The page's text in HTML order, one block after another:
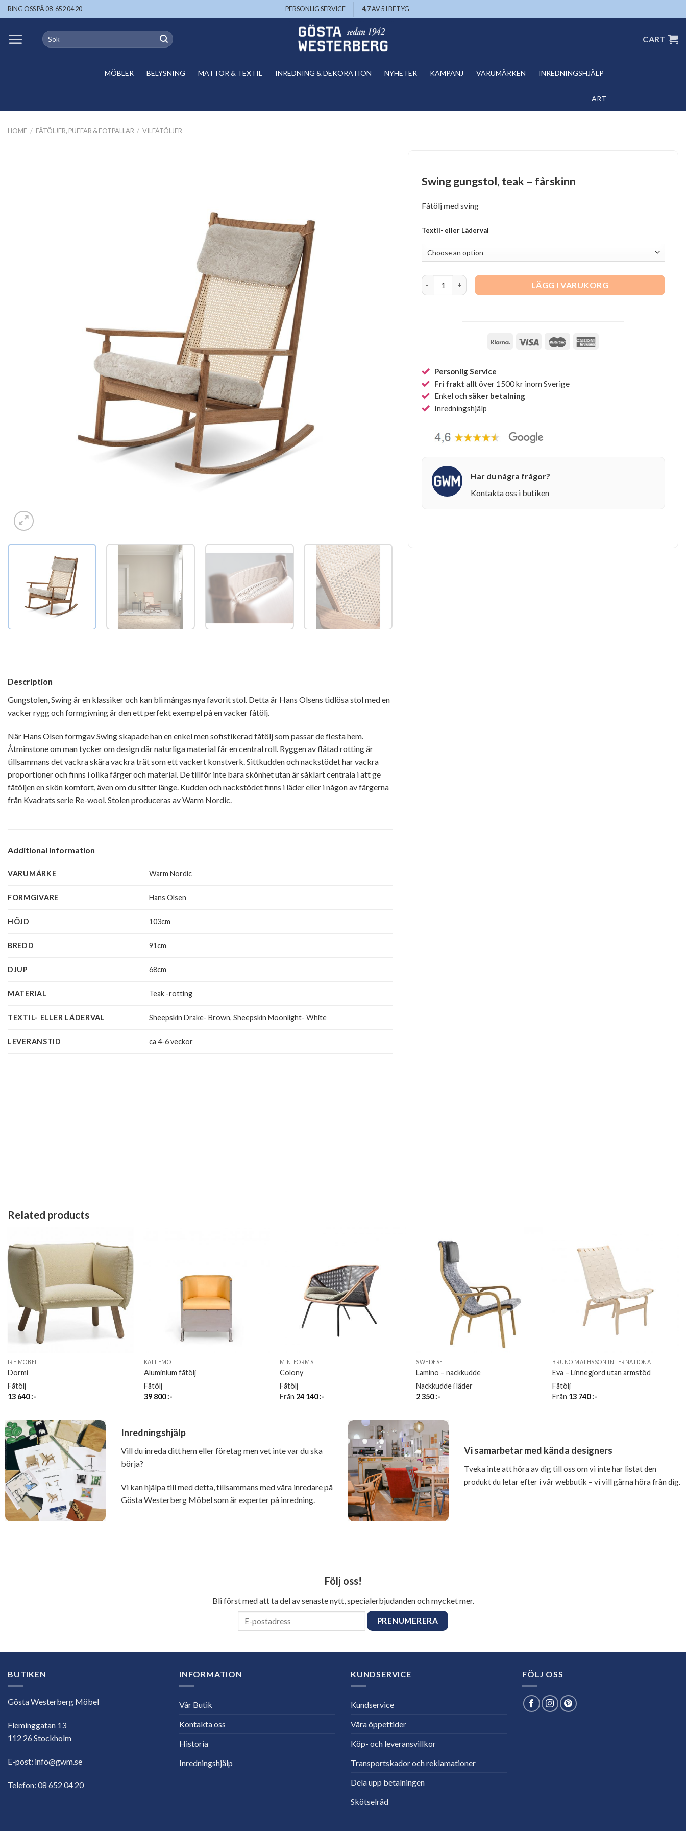
Skip
to
RING OSS PÅ 08-652 04 20 PERSONLIG SERVICE 4,7AV 5 I BETYG
Search
for:
CART
MÖBLER BELYSNING MATTOR & TEXTIL INREDNING & DEKORATION NYHETER KAMPANJ VARUMÄRKEN INREDNINGSHJÄLP
ART
HOME / FÅTÖLJER, PUFFAR & FOTPALLAR / VILFÅTÖLJER
Description
Gungstolen, Swing är en klassiker och kan bli mångas nya favorit stol. Detta är Hans Olsens tidlösa stol med en
vacker rygg och formgivning är den ett perfekt exempel på en vacker fåtölj.
När Hans Olsen formgav Swing skapade han en enkel men sofistikerad fåtölj som passar de flesta hem.
Åtminstone om man tycker om design där naturliga material får en central roll. Ryggen av flätad rotting är
tillsammans det vackra skära vackra trät som ett vackert konstverk. Sittkudden och nackstödet har vackra
proportioner och finns i olika färger och material. De tillför inte bara skönhet utan är såklart centrala i att ge
fåtöljen en skön komfort, även om du sitter länge. Kudden och nackstödet finns i läder eller i någon av färgerna
från Kvadrats serie Re-wool. Stolen produceras av Warm Nordic.
Additional information
VARUMÄRKE Warm Nordic
FORMGIVARE Hans Olsen
HÖJD 103cm
BREDD 91cm
DJUP 68cm
MATERIAL Teak -rotting
TEXTIL- ELLER LÄDERVAL Sheepskin Drake- Brown,Sheepskin Moonlight- White
LEVERANSTID ca 4-6 veckor
Swing gungstol, teak – fårskinn
Fåtölj med sving
Textil- eller Läderval
Swing gungstol, teak - fårskinn quantityLÄGG I VARUKORG
Personlig Service
Fri frakt allt över 1500 kr inom Sverige
Enkel och säker betalning
Inredningshjälp
Har du några frågor?
Kontakta oss i butiken
Related products
IRE MÖBEL
Dormi
Fåtölj
13 640:-
KÄLLEMO
Aluminium fåtölj
Fåtölj
39 800:-
MINIFORMS
Colony
Fåtölj
Från 24 140:-
SWEDESE
Lamino – nackkudde
Nackkudde i läder
2 350:-
BRUNO MATHSSON INTERNATIONAL
Eva – Linnegjord utan armstöd
Fåtölj
Från 13 740:-
Inredningshjälp
Vill du inreda ditt hem eller företag men vet inte var du ska
börja?
Vi kan hjälpa till med detta, tillsammans med våra inredare på
Gösta Westerberg Möbel som är experter på inredning.
Vi samarbetar med kända designers
Tveka inte att höra av dig till oss om vi inte har listat den
produkt du letar efter i vår webbutik – vi vill gärna höra från dig.
Följ oss!
Bli först med att ta del av senaste nytt, specialerbjudanden och mycket mer.
BUTIKEN
Gösta Westerberg Möbel
Fleminggatan 13
112 26 Stockholm
E-post: info@gwm.se
Telefon: 08 652 04 20
INFORMATION
Vår Butik
Kontakta oss
Historia
Inredningshjälp
KUNDSERVICE
Kundservice
Våra öppettider
Köp- och leveransvillkor
Transportskador och reklamationer
Dela upp betalningen
Skötselråd
FÖLJ OSS